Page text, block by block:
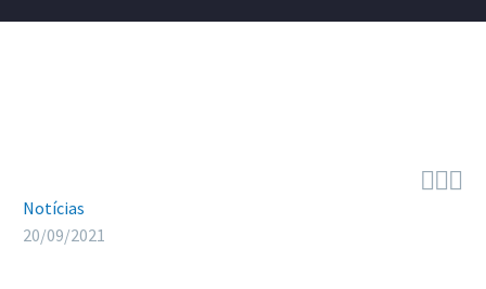

Notícias
20/09/2021